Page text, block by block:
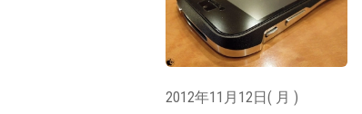
2012年11月12日( 月 )